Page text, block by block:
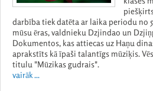
darbība tiek datēta ar laika periodu no
mūsu ēras, valdnieku Dzjindao un
Dokumentos, kas attiecas uz Haņu
aprakstīts kā īpaši talantīgs mūziķis.
titulu "Mūzikas gudrais".
vairāk ...